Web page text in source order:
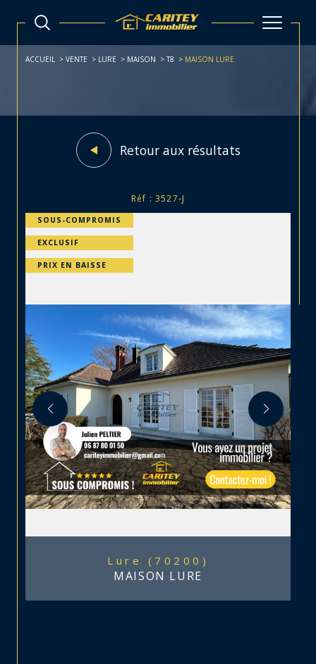
ACCUEIL VENTE LURE MAISON T8 MAISON LURE
Retour aux résultats
Réf : 3527-J
SOUS-COMPROMIS
EXCLUSIF
PRIX EN BAISSE
Lure (70200)
MAISON LURE